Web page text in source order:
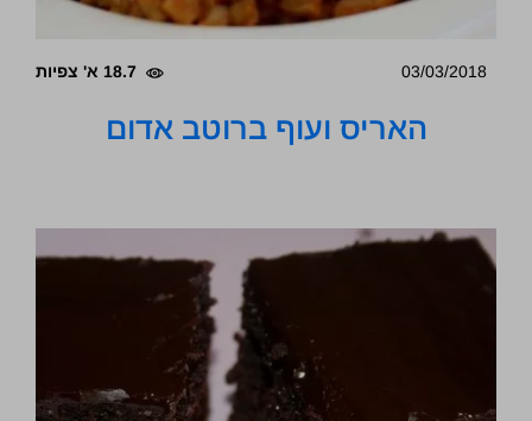
03/03/2018 18.7 א' צפיות
האריס ועוף ברוטב אדום